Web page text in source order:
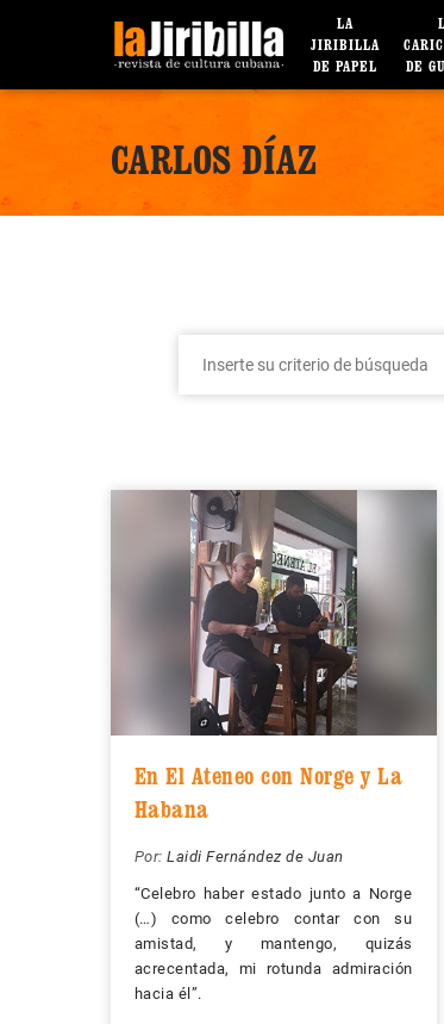
LA
JIRIBILLA
DE PAPEL
DE
CARLOS DÍAZ
En El Ateneo con Norge y La
Habana
Por: Laidi Fernández de Juan
“Celebro haber estado junto a Norge
(…) como celebro contar con su
amistad, y mantengo, quizás
acrecentada, mi rotunda admiración
hacia él”.